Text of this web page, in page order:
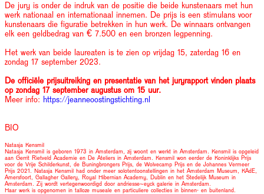
De jury is onder de indruk van de positie die beide kunstenaars met hun
werk nationaal en internationaal innemen. De prijs is een stimulans voor
kunstenaars die figuratie betrekken in hun werk. De winnaars ontvangen
elk een geldbedrag van € 7.500 en een bronzen legpenning.
Het werk van beide laureaten is te zien op vrijdag 15, zaterdag 16 en
zondag 17 september 2023.
De officiële prijsuitreiking en presentatie van het juryrapport vinden plaats
op zondag 17 september augustus om 15 uur.
Meer info: https://jeanneoostingstichting.nl
BIO
Natasja Kensmil
Natasja Kensmil is geboren 1973 in Amsterdam, zij woont en werkt in Amsterdam. Kensmil is opgeleid
aan Gerrit Rietveld Academie en De Ateliers in Amsterdam. Kensmil won eerder de Koninklijks Prijs
voor de Vrije Schilderkunst, de Buningbrongers Prijs, de Wolvecamp Prijs en de Johannes Vermeer
Prijs 2021. Natasja Kensmil had onder meer solotentoonstellingen in het Amsterdam Museum, KAdE,
Amersfoort, Gallagher Gallery, Royal Hibernian Academy, Dublin en het Stedelijk Museum in
Amsterdam. Zij wordt vertegenwoordigd door andriesse~eyck galerie in Amsterdam.
Haar werk is opgenomen in talloze museale en particuliere collecties in binnen- en buitenland.